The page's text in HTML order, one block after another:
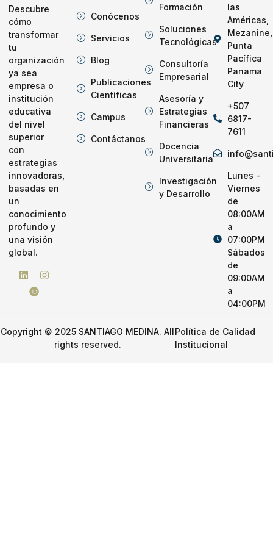
Descubre
cómo
transformar
tu
organización
ya sea
empresa o
institución
educativa
del nivel
superior
con
estrategias
innovadoras,
basadas en
un
conocimiento
profundo y
una visión
global.
Conócenos
Servicios
Blog
Publicaciones
Científicas
Campus
Contáctanos
Formación
Soluciones
Tecnológicas
Consultoría
Empresarial
Asesoría y
Estrategias
Financieras
Docencia
Universitaria
Investigación
y Desarrollo
las
Américas,
Mezanine,
Punta
Pacífica
Panama
City
+507
6817-
7611
Lunes -
Viernes
de
08:00AM
a
07:00PM
Sábados
de
09:00AM
a
04:00PM
Copyright © 2025 SANTIAGO MEDINA. All
rights reserved.
Política de Calidad
Institucional